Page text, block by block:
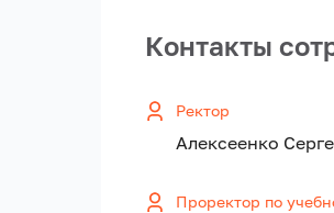
Контакты
Ректор
Алексеенко
Проректор по